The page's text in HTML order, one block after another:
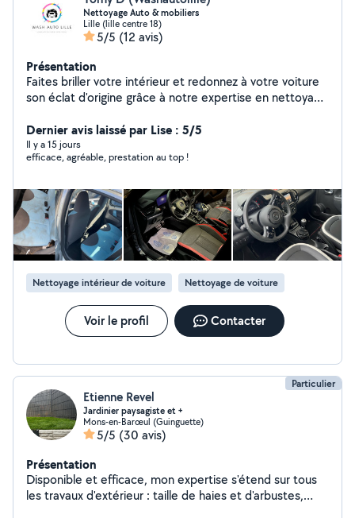
Nettoyage Auto & mobiliers ️
Lille (lille centre 18)
5/5 (12 avis)
Présentation
Faites briller votre intérieur et redonnez à votre voiture
son éclat d'origine grâce à notre expertise en nettoyage
domicile en haut de France -Devis & Rdv en message
Retrouver moi sur tout les réseaux (
TikTok,Snapchat,insta ) : washautolille Des problème
vos messages , veuillez me contacter sur mes réseaux
sociaux
Dernier avis laissé par Lise : 5/5
Il y a 15 jours
efficace, agréable, prestation au top !
Nettoyage intérieur de voiture Nettoyage de voiture
Voir le profil Contacter
Particulier
Etienne Revel
Jardinier paysagiste et +
Mons-en-Barœul (Guinguette)
5/5 (30 avis)
Présentation
Disponible et efficace, mon expertise s'étend sur tous
les travaux d'extérieur : taille de haies et d'arbustes,